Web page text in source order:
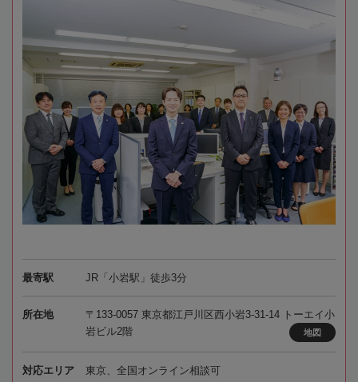
最寄駅 JR「小岩駅」徒歩3分
所在地
〒133-0057 東京都江戸川区西小岩3-31-14 トーエイ小
岩ビル2階
地図
対応エリア 東京、全国オンライン相談可